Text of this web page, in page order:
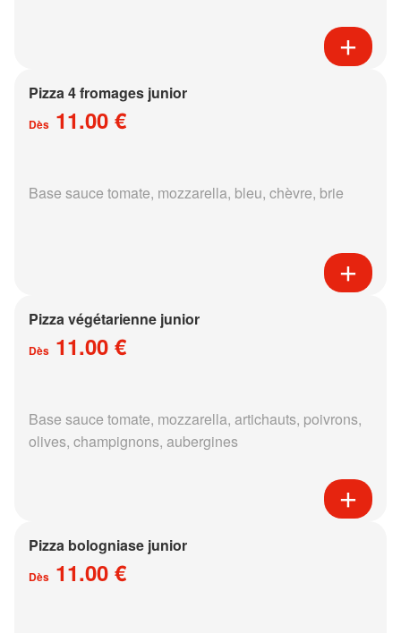
Pizza 4 fromages junior
Dès 11.00 €
Base sauce tomate, mozzarella, bleu, chèvre, brie
Pizza végétarienne junior
Dès 11.00 €
Base sauce tomate, mozzarella, artichauts, poivrons,
olives, champignons, aubergines
Pizza bologniase junior
Dès 11.00 €